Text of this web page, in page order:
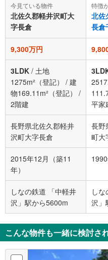
今見ている物件
北佐久郡軽井沢町大
字長倉
特徴
北佐
長倉
9,300万円
3LDK / 土地
1275m²（登記）
/ 建
物169.11m²（登記）
/
2階建
平家
長野県北佐久郡軽井
沢町大字長倉
長野
町大
2015年12月（築11
年）
しなの鉄道 「中軽井
沢」駅から5600m
し
沢」
こんな物件も一緒に検討さ